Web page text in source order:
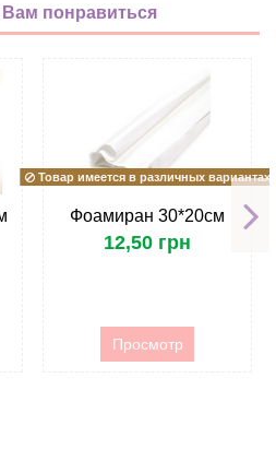
понравиться
Товар имеется в различных вариантах
Фоамиран 30*20см
12,50 грн
Просмотр